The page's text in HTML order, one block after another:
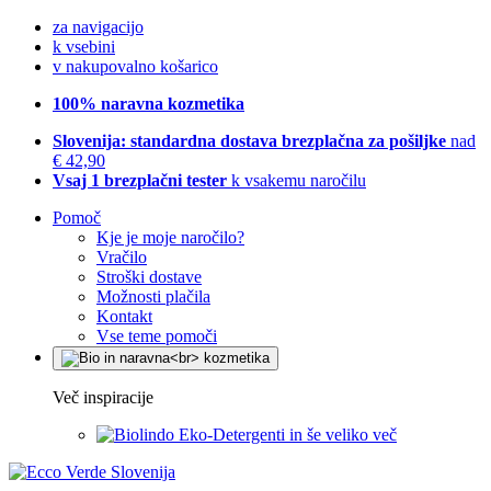
za navigacijo
k vsebini
v nakupovalno košarico
100% naravna kozmetika
Slovenija: standardna dostava brezplačna za pošiljke nad
€ 42,90
Vsaj 1 brezplačni tester k vsakemu naročilu
Pomoč
Kje je moje naročilo?
Vračilo
Stroški dostave
Možnosti plačila
Kontakt
Vse teme pomoči
Več inspiracije
Eko-Detergenti in še veliko več